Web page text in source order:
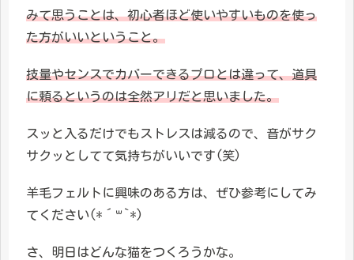
みて思うことは、初心者ほど使いやすいものを使っ
た方がいいということ。
技量やセンスでカバーできるプロとは違って、道具
に頼るというのは全然アリだと思いました。
スッと入るだけでもストレスは減るので、音がサク
サクッとしてて気持ちがいいです(笑)
羊毛フェルトに興味のある方は、ぜひ参考にしてみ
てください(*´꒳`*)
さ、明日はどんな猫をつくろうかな。